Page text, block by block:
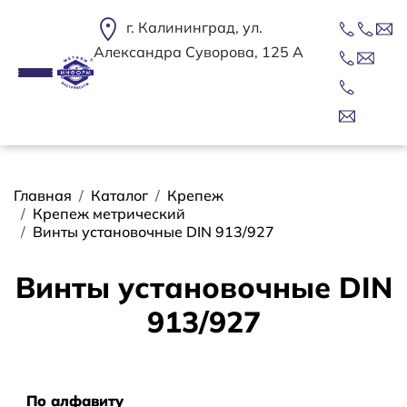
г. Калининград, ул.
Александра Суворова, 125 А
Строка навигации
Главная Каталог
Крепеж
Крепеж метрический
Винты установочные DIN 913/927
Винты установочные DIN
913/927
По алфавиту
По алфавиту